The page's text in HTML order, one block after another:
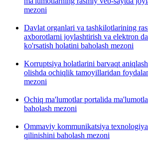
mezoni
Davlat organlari va tashkilotlarining
axborotlarni joylashtirish va elektron
ko'rsatish holatini baholash mezoni
Korruptsiya holatlarini barvaqt
olishda ochiqlik tamoyillaridan
mezoni
Ochiq ma'lumotlar portalida
baholash mezoni
Ommaviy kommunikatsiya
qilinishini baholash mezoni